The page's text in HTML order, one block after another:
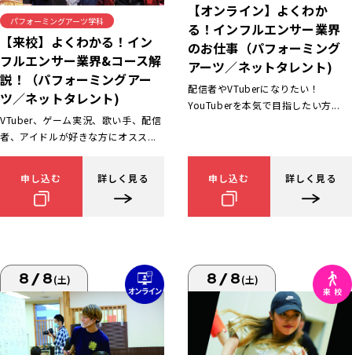
パフォーミングアーツ学科
【来校】よくわかる！イン
フルエンサー業界&コース解
説！（パフォーミングアー
ツ／ネットタレント)
VTuber、ゲーム実況、歌い手、配信
者、アイドルが好きな方にオスス...
申し込む 詳しく見る
【オンライン】よくわか
る！インフルエンサー業界
のお仕事（パフォーミング
アーツ／ネットタレント)
配信者やVTuberになりたい！
YouTuberを本気で目指したい方...
申し込む 詳しく見る
8/8(土) 8/8(土)